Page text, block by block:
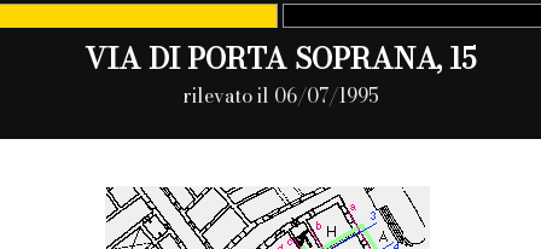
VIA DI PORTA SOPRANA, 15
rilevato il 06/07/1995